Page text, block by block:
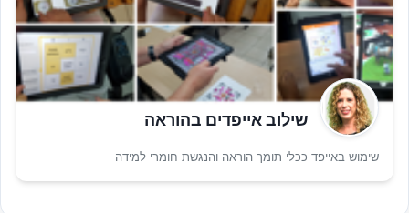
שילוב אייפדים בהוראה
שימוש באייפד ככלי תומך הוראה והנגשת חומרי למידה